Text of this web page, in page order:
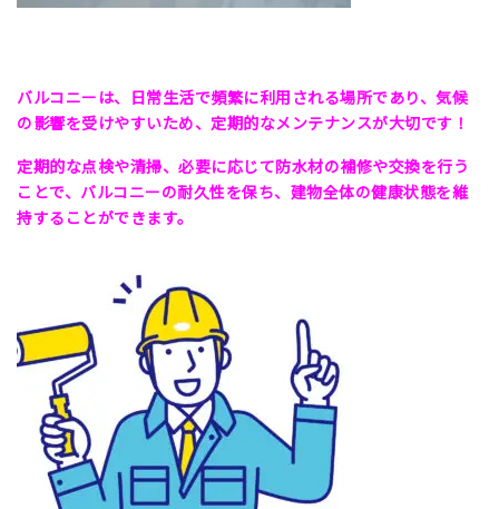
バルコニーは、日常生活で頻繁に利用される場所であり、気候
の影響を受けやすいため、定期的なメンテナンスが大切です！
定期的な点検や清掃、必要に応じて防水材の補修や交換を行う
ことで、バルコニーの耐久性を保ち、建物全体の健康状態を維
持することができます。